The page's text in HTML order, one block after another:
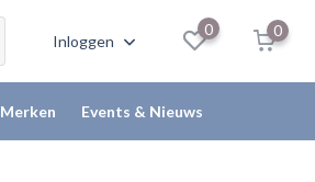
Inloggen
0 0
Merken Events & Nieuws